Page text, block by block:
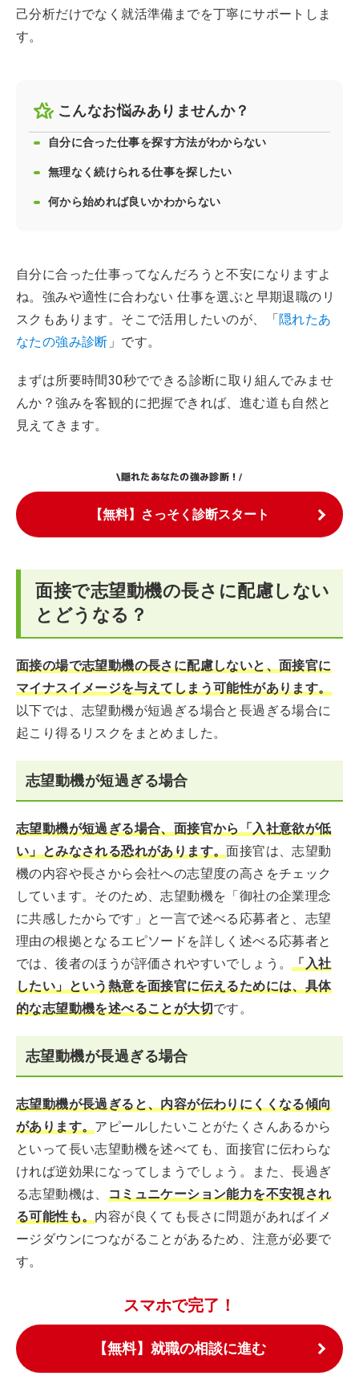
己分析だけでなく就活準備までを丁寧にサポートしま
す。
こんなお悩みありませんか？
自分に合った仕事を探す方法がわからない
無理なく続けられる仕事を探したい
何から始めれば良いかわからない
自分に合った仕事ってなんだろうと不安になりますよ
ね。強みや適性に合わない 仕事を選ぶと早期退職のリ
スクもあります。そこで活用したいのが、「隠れたあ
なたの強み診断 」です。
まずは所要時間30秒でできる診断に取り組んでみませ
んか？強みを客観的に把握できれば、進む道も自然と
見えてきます。
\隠れたあなたの強み診断！/
【無料】さっそく診断スタート
面接で志望動機の長さに配慮しない
とどうなる？
面接の場で志望動機の長さに配慮しないと、面接官に
マイナスイメージを与えてしまう可能性があります。
以下では、志望動機が短過ぎる場合と長過ぎる場合に
起こり得るリスクをまとめました。
志望動機が短過ぎる場合
志望動機が短過ぎる場合、面接官から「入社意欲が低
い」とみなされる恐れがあります。面接官は、志望動
機の内容や長さから会社への志望度の高さをチェック
しています。そのため、志望動機を「御社の企業理念
に共感したからです」と一言で述べる応募者と、志望
理由の根拠となるエピソードを詳しく述べる応募者と
では、後者のほうが評価されやすいでしょう。「入社
したい」という熱意を面接官に伝えるためには、具体
的な志望動機を述べることが大切です。
志望動機が長過ぎる場合
志望動機が長過ぎると、内容が伝わりにくくなる傾向
があります。アピールしたいことがたくさんあるから
といって長い志望動機を述べても、面接官に伝わらな
ければ逆効果になってしまうでしょう。また、長過ぎ
る志望動機は、 コミュニケーション能力を不安視され
る可能性も。内容が良くても長さに問題があればイメ
ージダウンにつながることがあるため、注意が必要で
す。
スマホで完了！
【無料】就職の相談に進む